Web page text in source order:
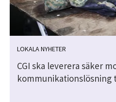
LOKALA NYHETER
CGI ska leverera säker
kommunikationslösning